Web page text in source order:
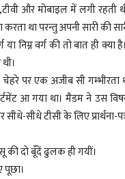
और मोबाइल में लगी रहती
था परन्तु अपनी सारी की
निम्न वर्ग की तो बात ही
पर एक अजीब सी
आ गया था। मैडम ने उस
सीधे टीसी के लिए प्रार्थना-
दो बूंँदें ढुलक ही गयीं।
पूछा।